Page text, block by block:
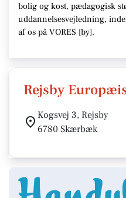
bolig og kost, pædagogisk
uddannelsesvejledning,
af os på VORES [by].
Rejsby
Kogsvej 3, Rejsby
6780 Skærbæk